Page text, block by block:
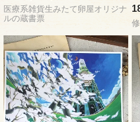
医療系雑貨生みたて卵屋オリジナ
ルの蔵書票